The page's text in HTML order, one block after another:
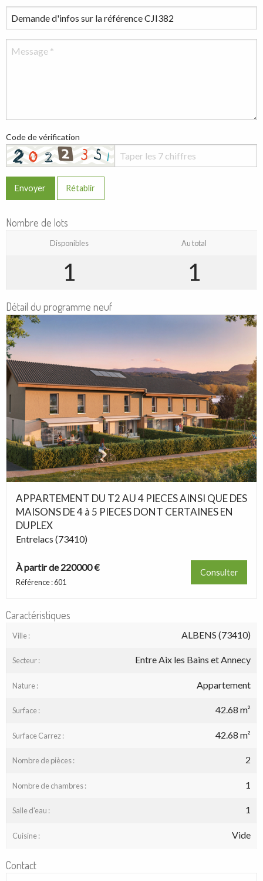
Code de vérification
Envoyer Rétablir
Nombre de lots
Disponibles Au total
1 1
Détail du programme neuf
APPARTEMENT DU T2 AU 4 PIECES AINSI QUE DES
MAISONS DE 4 à 5 PIECES DONT CERTAINES EN
DUPLEX
Entrelacs (73410)
À partir de 220000 €
Référence : 601
Consulter
Caractéristiques
Ville : ALBENS (73410)
Secteur : Entre Aix les Bains et Annecy
Nature : Appartement
Surface : 42.68 m²
Surface Carrez : 42.68 m²
Nombre de pièces : 2
Nombre de chambres : 1
Salle d'eau : 1
Cuisine : Vide
Contact